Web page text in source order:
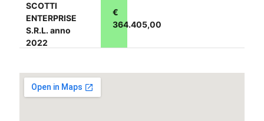
SCOTTI
ENTERPRISE
S.R.L. anno
2022
€
364.405,00